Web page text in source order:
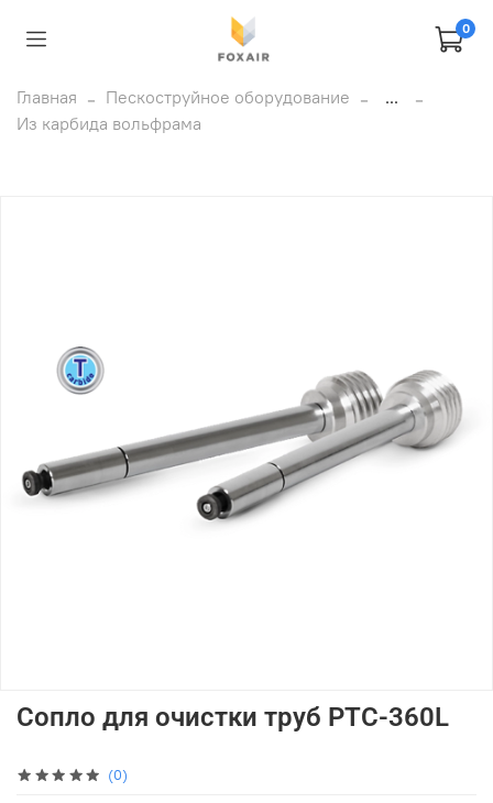
0
Главная Пескоструйное оборудование
...
Из карбида вольфрама
(0)
Сопло для очистки труб PTC-360L